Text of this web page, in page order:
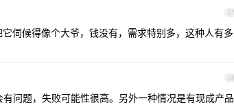
27
伺候得像个大爷，钱没有，需求特别多，这种人有多
28
问题，失败可能性很高。另外一种情况是有现成产品